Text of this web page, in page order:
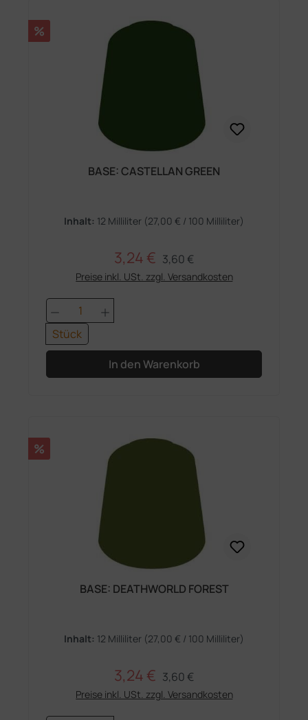
Rabatt
%
BASE: CASTELLAN GREEN
Inhalt: 12 Milliliter (27,00 € / 100 Milliliter)
Verkaufspreis:
3,24 € Regulärer Preis:
3,60 €
Preise inkl. USt. zzgl. Versandkosten
Produkt Anzahl: Gib den
Stück
In den Warenkorb
Rabatt
%
BASE: DEATHWORLD FOREST
Inhalt: 12 Milliliter (27,00 € / 100 Milliliter)
Verkaufspreis:
3,24 € Regulärer Preis:
3,60 €
Preise inkl. USt. zzgl. Versandkosten